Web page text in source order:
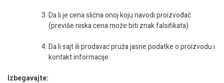
Da li je cena slična onoj koju navodi proizvođač
(previše niska cena može biti znak falsifikata)
Da li sajt ili prodavac pruža jasne podatke o proizvodu i
kontakt informacije
Izbegavajte: